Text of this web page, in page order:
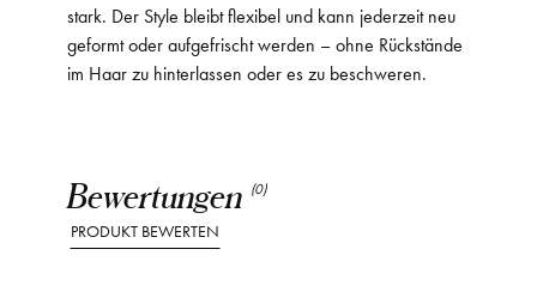
Bewertungen (0)
PRODUKT BEWERTEN
stark. Der Style bleibt flexibel und kann jederzeit neu
geformt oder aufgefrischt werden – ohne Rückstände
im Haar zu hinterlassen oder es zu beschweren.